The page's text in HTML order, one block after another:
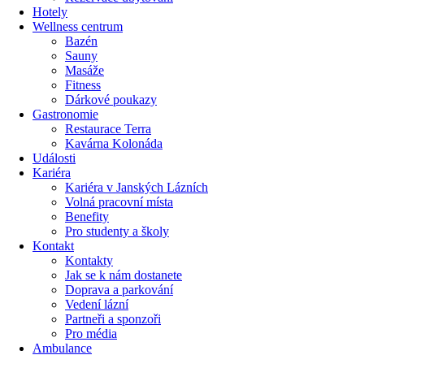
Hotely
Wellness centrum
Bazén
Sauny
Masáže
Fitness
Dárkové poukazy​
Gastronomie
Restaurace Terra
Kavárna Kolonáda
Události
Kariéra
Kariéra v Janských Lázních
Volná pracovní místa
Benefity
Pro studenty a školy
Kontakt
Kontakty
Jak se k nám dostanete
Doprava a parkování
Vedení lázní
Partneři a sponzoři
Pro média
Ambulance